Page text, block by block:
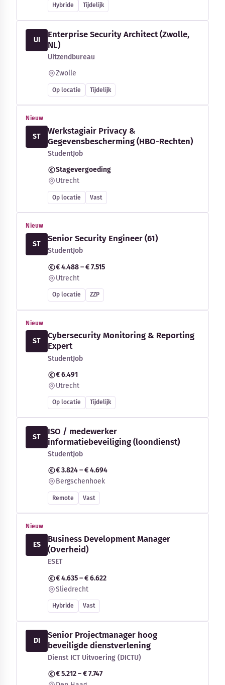
Hybride Tijdelijk
UI
Enterprise Security Architect (Zwolle,
NL)
Uitzendbureau
Zwolle
Op locatie Tijdelijk
Nieuw
ST
Werkstagiair Privacy &
Gegevensbescherming (HBO-Rechten)
StudentJob
Stagevergoeding
Utrecht
Op locatie Vast
Nieuw
ST
Senior Security Engineer (61)
StudentJob
€ 4.488 – € 7.515
Utrecht
Op locatie ZZP
Nieuw
ST
Cybersecurity Monitoring & Reporting
Expert
StudentJob
€ 6.491
Utrecht
Op locatie Tijdelijk
ST
ISO / medewerker
informatiebeveiliging (loondienst)
StudentJob
€ 3.824 – € 4.694
Bergschenhoek
Remote Vast
Nieuw
ES
Business Development Manager
(Overheid)
ESET
€ 4.635 – € 6.622
Sliedrecht
Hybride Vast
DI
Senior Projectmanager hoog
beveiligde dienstverlening
Dienst ICT Uitvoering (DICTU)
€ 5.212 – € 7.747